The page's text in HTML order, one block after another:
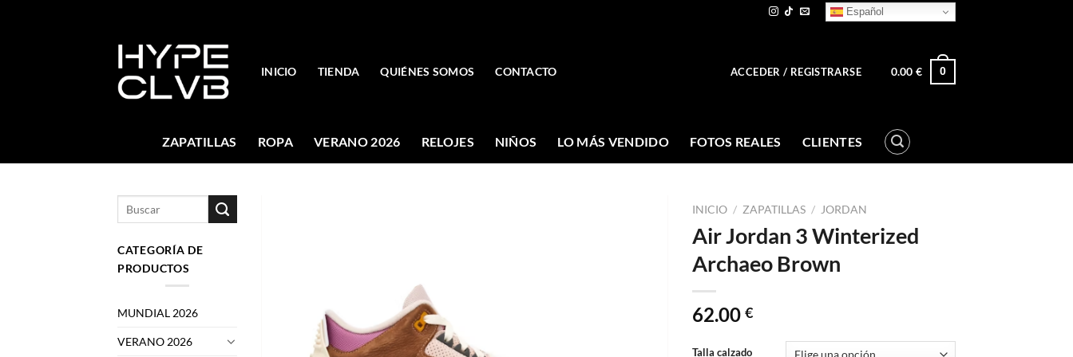
Español
INICIO TIENDA QUIÉNES SOMOS CONTACTO ACCEDER / REGISTRARSE 0.00€ 0
ZAPATILLAS ROPA VERANO 2026 RELOJES NIÑOS LO MÁS VENDIDO FOTOS REALES CLIENTES
CATEGORÍA DE
PRODUCTOS
MUNDIAL 2026
VERANO 2026
INICIO / ZAPATILLAS / JORDAN
Air Jordan 3 Winterized
Archaeo Brown
62.00 €
Talla calzado